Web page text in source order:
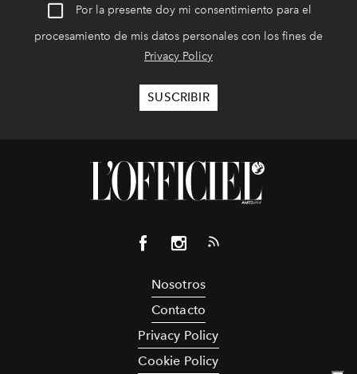
Por la presente doy mi consentimiento para el
procesamiento de mis datos personales con los fines de
Privacy Policy
Nosotros
Contacto
Privacy Policy
Cookie Policy